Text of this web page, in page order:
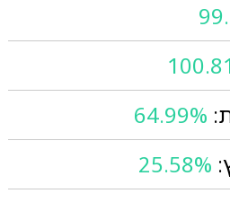
64.99%
25.58%